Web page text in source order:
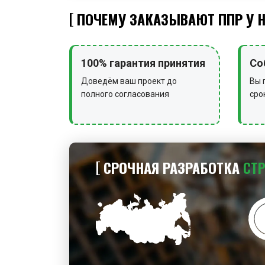
ПОЧЕМУ ЗАКАЗЫВАЮТ ППР У
100% гарантия принятия
Доведём ваш проект до
полного согласования
Вы
СРОЧНАЯ РАЗРАБОТКА